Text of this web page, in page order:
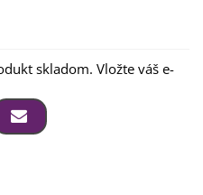
skladom. Vložte váš e-